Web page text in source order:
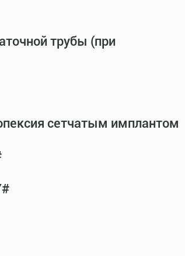
трубы (при
сетчатым имплантом